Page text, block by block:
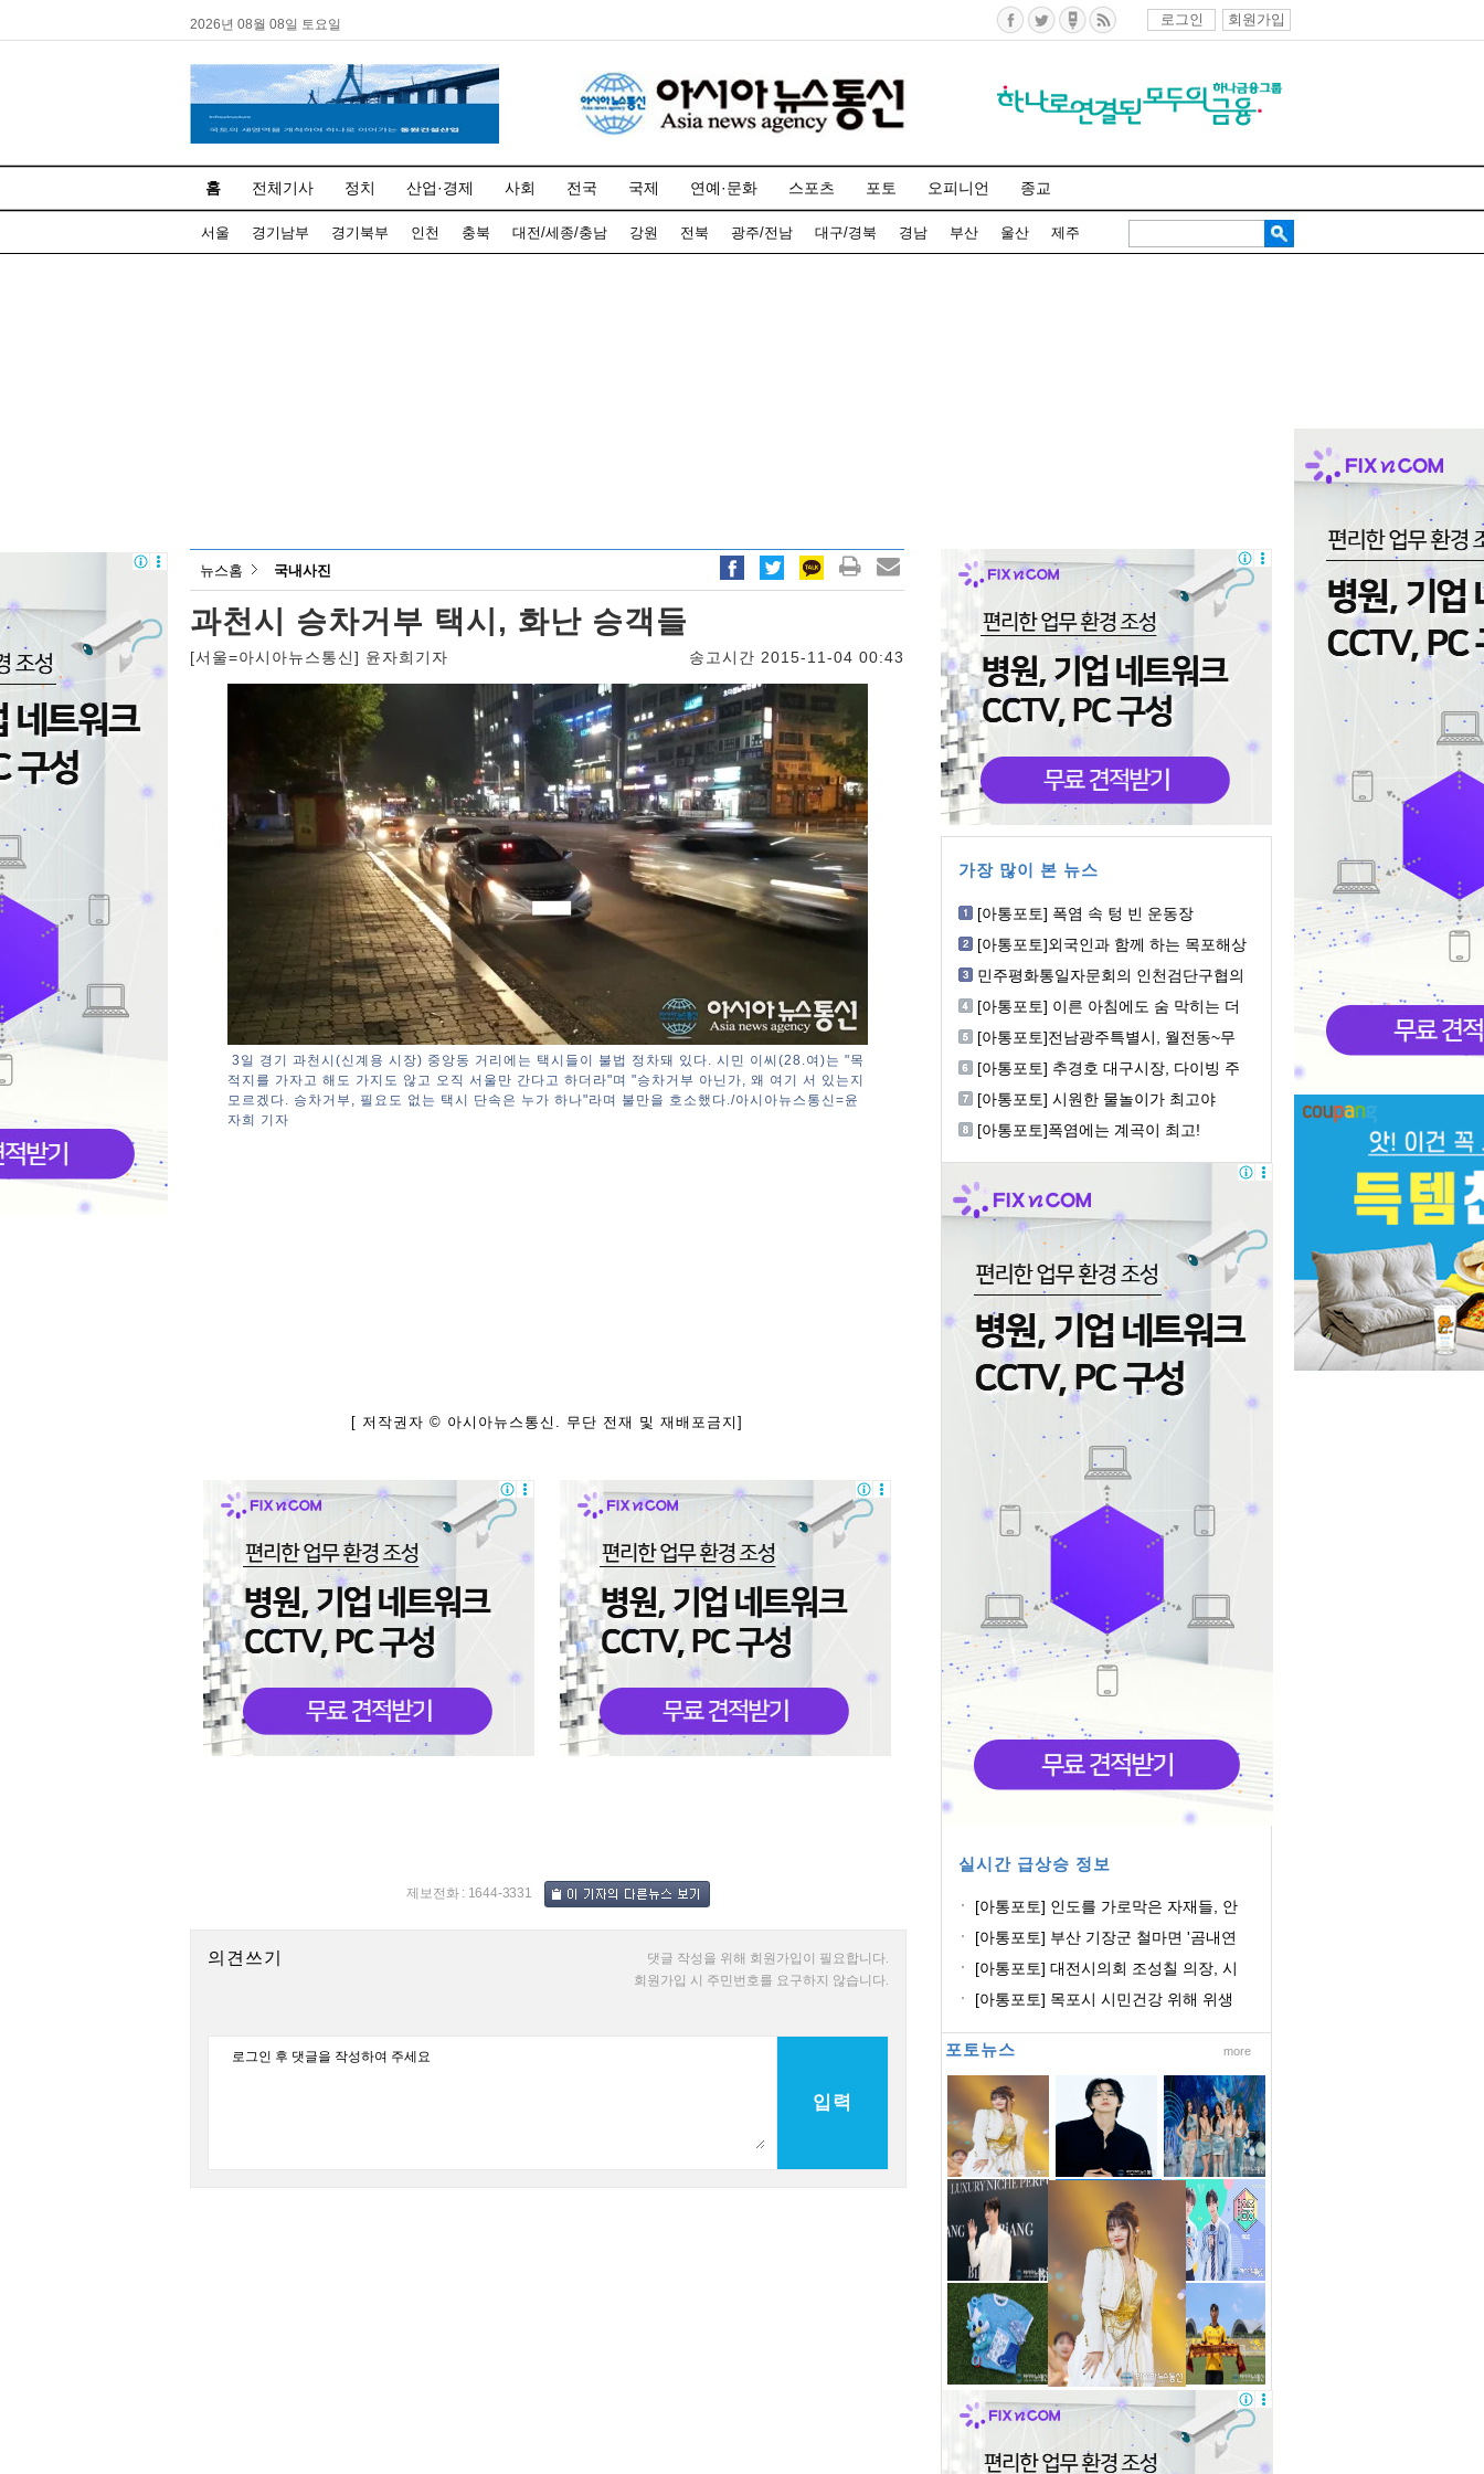
2026년 08월 08일 토요일 로그인 회원가입
홈 전체기사 정치 산업·경제 사회 전국 국제 연예·문화 스포츠 포토 오피니언 종교
서울 경기남부 경기북부 인천 충북 대전/세종/충남 강원 전북 광주/전남 대구/경북 경남 부산 울산 제주
뉴스홈 국내사진
과천시 승차거부 택시, 화난 승객들
[서울=아시아뉴스통신] 윤자희기자 송고시간 2015-11-04 00:43
3일 경기 과천시(신계용 시장) 중앙동 거리에는 택시들이 불법 정차돼 있다. 시민 이씨(28.여)는 "목
적지를 가자고 해도 가지도 않고 오직 서울만 간다고 하더라"며 "승차거부 아닌가, 왜 여기 서 있는지
모르겠다. 승차거부, 필요도 없는 택시 단속은 누가 하나"라며 불만을 호소했다./아시아뉴스통신=윤
자희 기자
[ 저작권자 © 아시아뉴스통신. 무단 전재 및 재배포금지]
제보전화 : 1644-3331
의견쓰기
댓글 작성을 위해 회원가입이 필요합니다.
회원가입 시 주민번호를 요구하지 않습니다.
입력
가장 많이 본 뉴스
[아통포토] 폭염 속 텅 빈 운동장
[아통포토]외국인과 함께 하는 목포해상
민주평화통일자문회의 인천검단구협의
[아통포토] 이른 아침에도 숨 막히는 더
[아통포토]전남광주특별시, 월전동~무
[아통포토] 추경호 대구시장, 다이빙 주
[아통포토] 시원한 물놀이가 최고야
[아통포토]폭염에는 계곡이 최고!
실시간 급상승 정보
[아통포토] 인도를 가로막은 자재들, 안
[아통포토] 부산 기장군 철마면 '곰내연
[아통포토] 대전시의회 조성칠 의장, 시
[아통포토] 목포시 시민건강 위해 위생
포토뉴스 more